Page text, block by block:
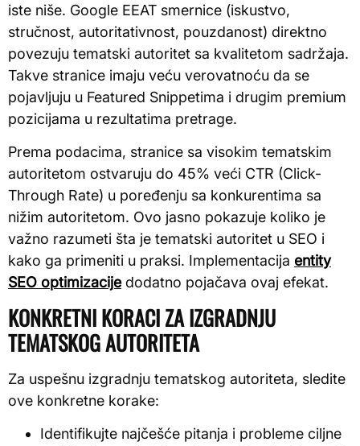
iste niše. Google EEAT smernice (iskustvo,
stručnost, autoritativnost, pouzdanost) direktno
povezuju tematski autoritet sa kvalitetom sadržaja.
Takve stranice imaju veću verovatnoću da se
pojavljuju u Featured Snippetima i drugim premium
pozicijama u rezultatima pretrage.
Prema podacima, stranice sa visokim tematskim
autoritetom ostvaruju do 45% veći CTR (Click-
Through Rate) u poređenju sa konkurentima sa
nižim autoritetom. Ovo jasno pokazuje koliko je
važno razumeti šta je tematski autoritet u SEO i
kako ga primeniti u praksi. Implementacija entity
SEO optimizacijedodatno pojačava ovaj efekat.
KONKRETNI KORACI ZA IZGRADNJU
TEMATSKOG AUTORITETA
Za uspešnu izgradnju tematskog autoriteta, sledite
ove konkretne korake:
Identifikujte najčešće pitanja i probleme ciljne